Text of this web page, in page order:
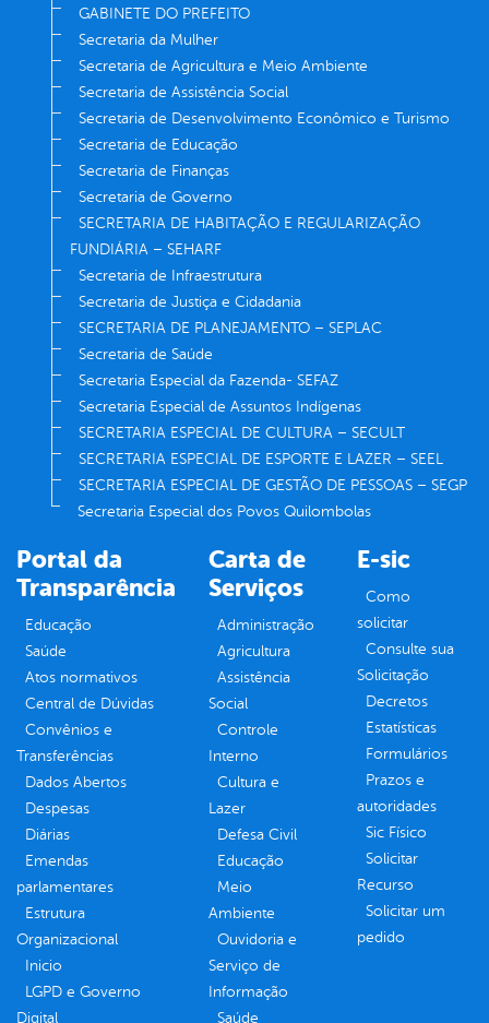
GABINETE DO PREFEITO
Secretaria da Mulher
Secretaria de Agricultura e Meio Ambiente
Secretaria de Assistência Social
Secretaria de Desenvolvimento Econômico e Turismo
Secretaria de Educação
Secretaria de Finanças
Secretaria de Governo
SECRETARIA DE HABITAÇÃO E REGULARIZAÇÃO
FUNDIÁRIA – SEHARF
Secretaria de Infraestrutura
Secretaria de Justiça e Cidadania
SECRETARIA DE PLANEJAMENTO – SEPLAC
Secretaria de Saúde
Secretaria Especial da Fazenda- SEFAZ
Secretaria Especial de Assuntos Indígenas
SECRETARIA ESPECIAL DE CULTURA – SECULT
SECRETARIA ESPECIAL DE ESPORTE E LAZER – SEEL
SECRETARIA ESPECIAL DE GESTÃO DE PESSOAS – SEGP
Secretaria Especial dos Povos Quilombolas
Portal da
Transparência
Educação
Saúde
Atos normativos
Central de Dúvidas
Convênios e
Transferências
Dados Abertos
Despesas
Diárias
Emendas
parlamentares
Estrutura
Organizacional
Inicio
LGPD e Governo
Digital
Carta de
Serviços
Administração
Agricultura
Assistência
Social
Controle
Interno
Cultura e
Lazer
Defesa Civil
Educação
Meio
Ambiente
Ouvidoria e
Serviço de
Informação
Saúde
E-sic
Como
solicitar
Consulte sua
Solicitação
Decretos
Estatísticas
Formulários
Prazos e
autoridades
Sic Físico
Solicitar
Recurso
Solicitar um
pedido